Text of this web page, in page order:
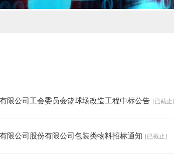
限公司工会委员会篮球场改造工程中标公告 [已截止]
限公司股份有限公司包装类物料招标通知 [已截止]